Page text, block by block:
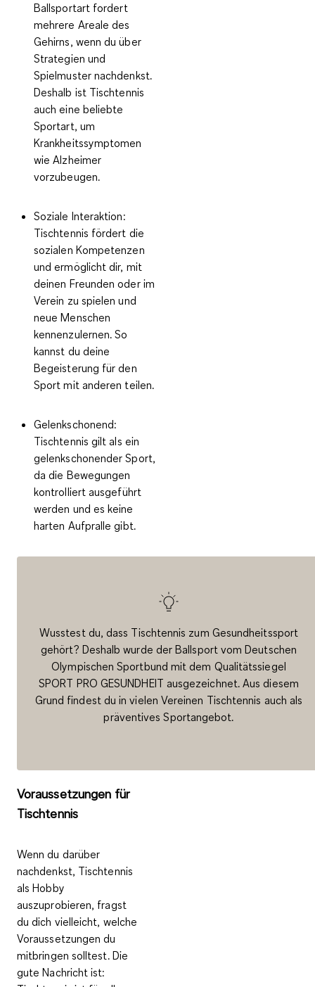
Ballsportart fordert
mehrere Areale des
Gehirns, wenn du über
Strategien und
Spielmuster nachdenkst.
Deshalb ist Tischtennis
auch eine beliebte
Sportart, um
Krankheitssymptomen
wie Alzheimer
vorzubeugen.
Soziale Interaktion:
Tischtennis fördert die
sozialen Kompetenzen
und ermöglicht dir, mit
deinen Freunden oder im
Verein zu spielen und
neue Menschen
kennenzulernen. So
kannst du deine
Begeisterung für den
Sport mit anderen teilen.
Gelenkschonend:
Tischtennis gilt als ein
gelenkschonender Sport,
da die Bewegungen
kontrolliert ausgeführt
werden und es keine
harten Aufpralle gibt.
Wusstest du, dass Tischtennis zum Gesundheitssport
gehört? Deshalb wurde der Ballsport vom Deutschen
Olympischen Sportbund mit dem Qualitätssiegel
SPORT PRO GESUNDHEIT ausgezeichnet. Aus diesem
Grund findest du in vielen Vereinen Tischtennis auch als
präventives Sportangebot.
Voraussetzungen für
Tischtennis
Wenn du darüber
nachdenkst, Tischtennis
als Hobby
auszuprobieren, fragst
du dich vielleicht, welche
Voraussetzungen du
mitbringen solltest. Die
gute Nachricht ist: